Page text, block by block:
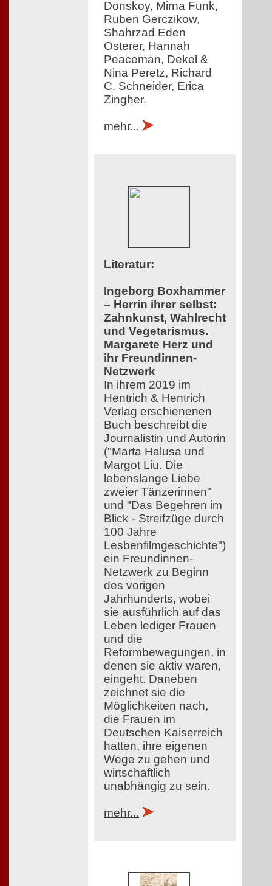
Donskoy, Mirna Funk,
Ruben Gerczikow,
Shahrzad Eden
Osterer, Hannah
Peaceman, Dekel &
Nina Peretz, Richard
C. Schneider, Erica
Zingher.
mehr...
Literatur:
Ingeborg Boxhammer
– Herrin ihrer selbst:
Zahnkunst, Wahlrecht
und Vegetarismus.
Margarete Herz und
ihr Freundinnen-
Netzwerk
In ihrem 2019 im
Hentrich & Hentrich
Verlag erschienenen
Buch beschreibt die
Journalistin und Autorin
("Marta Halusa und
Margot Liu. Die
lebenslange Liebe
zweier Tänzerinnen"
und "Das Begehren im
Blick - Streifzüge durch
100 Jahre
Lesbenfilmgeschichte")
ein Freundinnen-
Netzwerk zu Beginn
des vorigen
Jahrhunderts, wobei
sie ausführlich auf das
Leben lediger Frauen
und die
Reformbewegungen, in
denen sie aktiv waren,
eingeht. Daneben
zeichnet sie die
Möglichkeiten nach,
die Frauen im
Deutschen Kaiserreich
hatten, ihre eigenen
Wege zu gehen und
wirtschaftlich
unabhängig zu sein.
mehr...